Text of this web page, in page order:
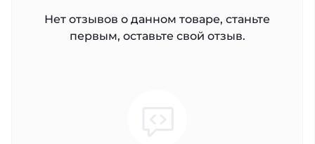
Нет отзывов о данном товаре, станьте
первым, оставьте свой отзыв.